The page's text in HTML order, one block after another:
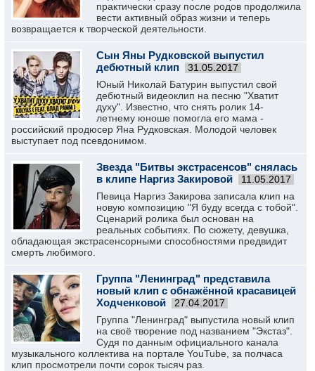
практически сразу после родов продолжила
вести активный образ жизни и теперь
возвращается к творческой деятельности.
Сын Яны Рудковской выпустил
дебютный клип
31.05.2017
Юный Николай Батурин выпустил свой
дебютный видеоклип на песню "Хватит
духу". Известно, что снять ролик 14-
летнему юноше помогла его мама -
российский продюсер Яна Рудковская. Молодой человек
выступает под псевдонимом.
Звезда "Битвы экстрасенсов" снялась
в клипе Наргиз Закировой
11.05.2017
Певица Наргиз Закирова записала клип на
новую композицию "Я буду всегда с тобой".
Сценарий ролика был основан на
реальных событиях. По сюжету, девушка,
обладающая экстрасенсорными способностями предвидит
смерть любимого.
Группа "Ленинград" представила
новый клип с обнажённой красавицей
Ходченковой
27.04.2017
Группа "Ленинград" выпустила новый клип
на своё творение под названием "Экстаз".
Судя по данным официального канала
музыкального коллектива на портале YouTube, за полчаса
клип просмотрели почти сорок тысяч раз.